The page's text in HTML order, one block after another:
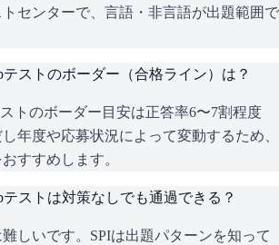
センターで、言語・非言語が出題範囲で
テストのボーダー（合格ライン）は？
トのボーダー目安は正答率6〜7割程度
し年度や応募状況によって変動するため、
すすめします。
テストは対策なしでも通過できる？
しいです。SPIは出題パターンを知って